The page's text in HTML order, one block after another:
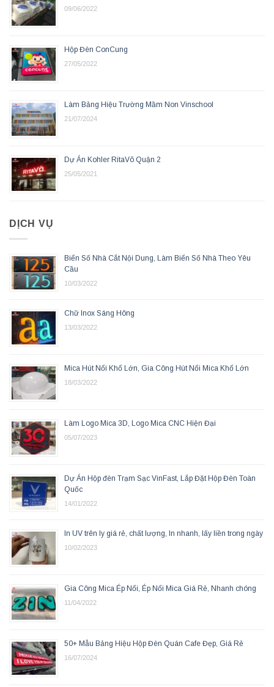
09/06/2022
Hộp Đèn ConCung
27/05/2022
Làm Bảng Hiệu Trường Mầm Non Vinschool
21/07/2024
Dự Án Kohler RitaVõ Quận 2
25/05/2021
DỊCH VỤ
Biển Số Nhà Cắt Nội Dung, Làm Biển Số Nhà Theo Yêu
Cầu
10/03/2022
Chữ Inox Sáng Hông
13/03/2022
Mica Hút Nổi Khổ Lớn, Gia Công Hút Nổi Mica Khổ Lớn
18/03/2022
Làm Logo Mica 3D, Logo Mica CNC Hiện Đại
05/07/2023
Dự Án Hộp đèn Trạm Sạc VinFast, Lắp Đặt Hộp Đèn Toàn
Quốc
14/01/2022
In UV trên ly giá rẻ, chất lượng, In nhanh, lấy liền trong ngày
10/02/2023
Gia Công Mica Ép Nổi, Ép Nổi Mica Giá Rẻ, Nhanh chóng
11/04/2022
50+ Mẫu Bảng Hiệu Hộp Đèn Quán Cafe Đẹp, Giá Rẻ
16/07/2024